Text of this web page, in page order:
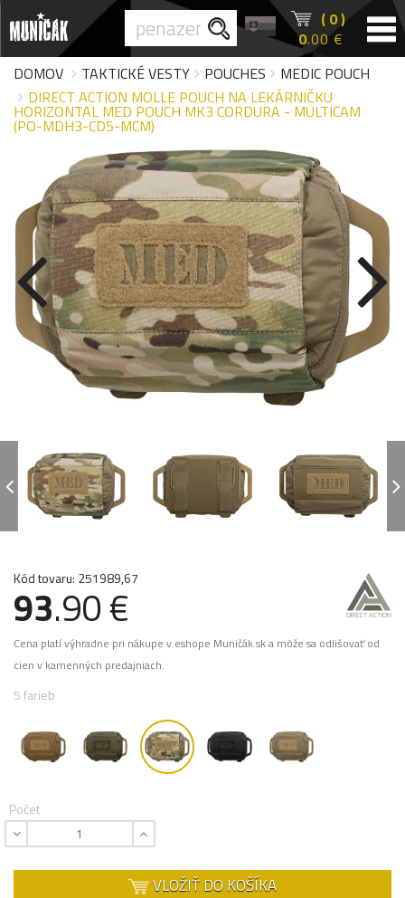
( 0 )
0.00 €
DOMOV
TAKTICKÉ VESTY POUCHES
MEDIC POUCH
DIRECT ACTION MOLLE POUCH NA LEKÁRNIČKU
HORIZONTAL MED POUCH MK3 CORDURA - MULTICAM
(PO-MDH3-CD5-MCM)
Kód tovaru: 251989,67
93.90 €
Cena platí výhradne pri nákupe v eshope Muničák.sk a môže sa odlišovať od
cien v kamenných predajniach.
5 farieb
Počet
VLOŽIŤ DO KOŠÍKA